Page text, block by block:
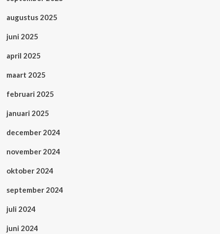
augustus 2025
juni 2025
april 2025
maart 2025
februari 2025
januari 2025
december 2024
november 2024
oktober 2024
september 2024
juli 2024
juni 2024